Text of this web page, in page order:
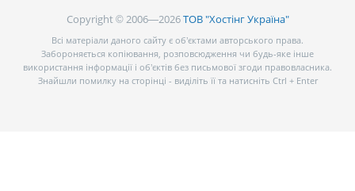
Copyright © 2006—2026ТОВ "Хостінг Україна"
Всі матеріали даного сайту є об’єктами авторського права.
Забороняється копіювання, розповсюдження чи будь-яке інше
використання інформації і об’єктів без письмової згоди правовласника.
Знайшли помилку на сторінці - виділіть її та натисніть Ctrl + Enter